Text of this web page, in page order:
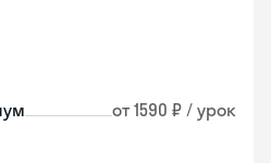
от 1590 ₽ / урок